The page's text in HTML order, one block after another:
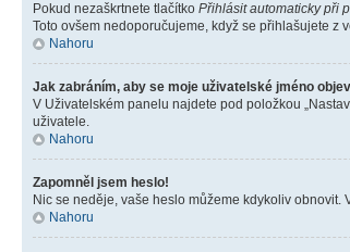
Pokud nezaškrtnete tlačítko Přihlásit automaticky při
Toto ovšem nedoporučujeme, když se přihlašujete z
Nahoru
Jak zabráním, aby se moje uživatelské jméno
V Uživatelském panelu najdete pod položkou
uživatele.
Nahoru
Zapomněl jsem heslo!
Nic se neděje, vaše heslo můžeme kdykoliv
Nahoru